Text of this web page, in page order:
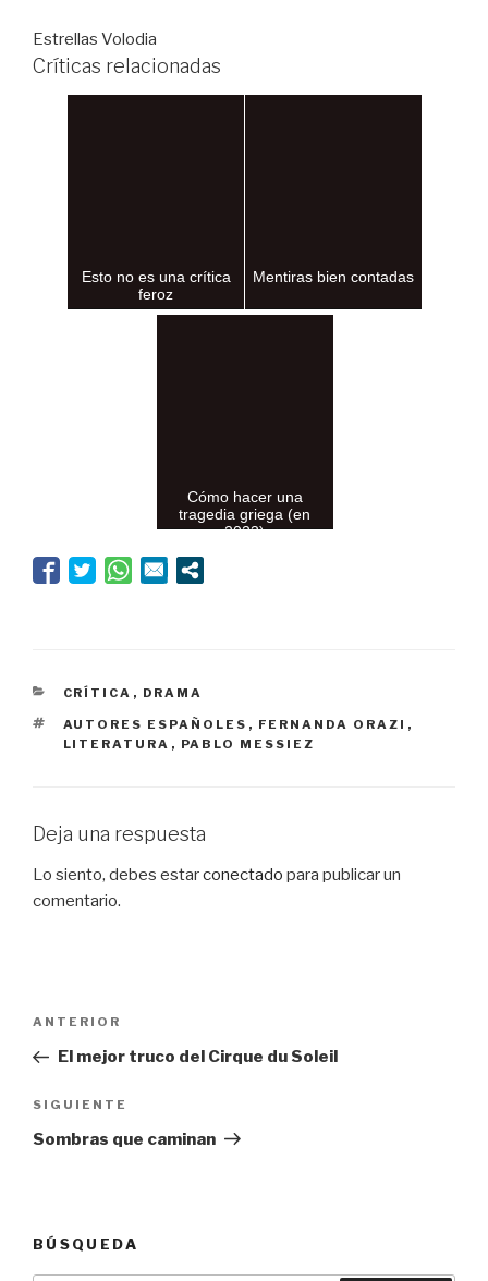
Estrellas Volodia
Críticas relacionadas
Esto no es una crítica
feroz
Mentiras bien contadas
Cómo hacer una
tragedia griega (en
2023)
CATEGORÍAS
CRÍTICA , DRAMA
ETIQUETAS
AUTORES ESPAÑOLES , FERNANDA ORAZI ,
LITERATURA , PABLO MESSIEZ
Deja una respuesta
Lo siento, debes estarconectado para publicar un
comentario.
entradas
Entrada
anterior:
ANTERIOR
El mejor truco del Cirque du Soleil
Siguiente
entrada
SIGUIENTE
Sombras que caminan
BÚSQUEDA